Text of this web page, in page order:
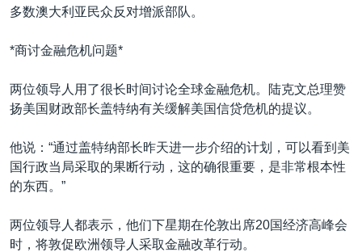
重要讲话与声明
台海两岸关系
关注西藏
GEN Z 看美国
其他语言网站
多数澳大利亚民众反对增派部队。
*商讨金融危机问题*
两位领导人用了很长时间讨论全球金融危机。陆克文总理赞
扬美国财政部长盖特纳有关缓解美国信贷危机的提议。
他说：“通过盖特纳部长昨天进一步介绍的计划，可以看到美
国行政当局采取的果断行动，这的确很重要，是非常根本性
的东西。”
两位领导人都表示，他们下星期在伦敦出席20国经济高峰会
时，将敦促欧洲领导人采取金融改革行动。